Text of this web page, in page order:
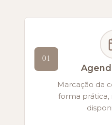
01
Marcação da
forma prática,